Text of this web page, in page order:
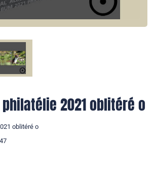
2021 oblitéré o
oblitéré o